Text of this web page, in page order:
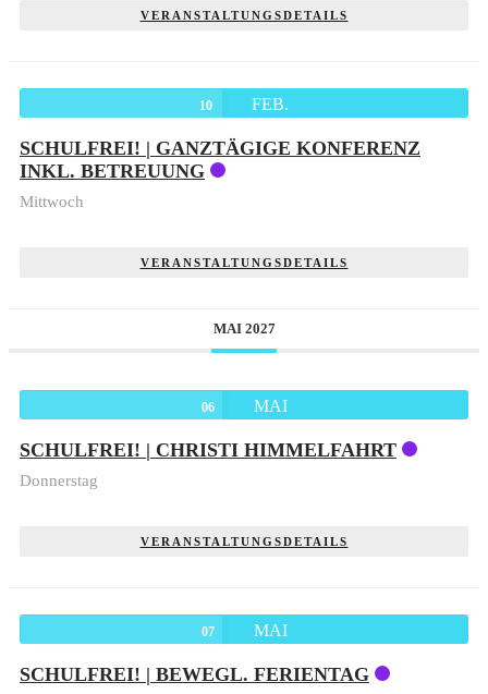
VERANSTALTUNGSDETAILS
10 FEB.
SCHULFREI! | GANZTÄGIGE KONFERENZ
INKL. BETREUUNG
Mittwoch
VERANSTALTUNGSDETAILS
MAI 2027
06 MAI
SCHULFREI! | CHRISTI HIMMELFAHRT
Donnerstag
VERANSTALTUNGSDETAILS
07 MAI
SCHULFREI! | BEWEGL. FERIENTAG